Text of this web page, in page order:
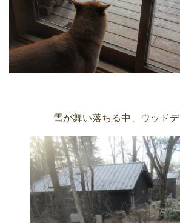
雪が舞い落ちる中、ウッドデ